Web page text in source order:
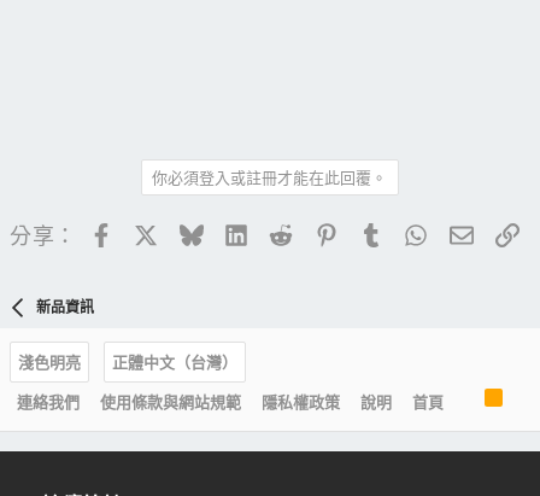
你必須登入或註冊才能在此回覆。
分享： FacebookBlueskyLinkedIn
Reddit PinterestTumblrWhatsApp
電子
新品資訊
淺色明亮
正體中文（台灣）
連絡我們
使用條款與網站規範 隱私權政策 說明 首頁
S